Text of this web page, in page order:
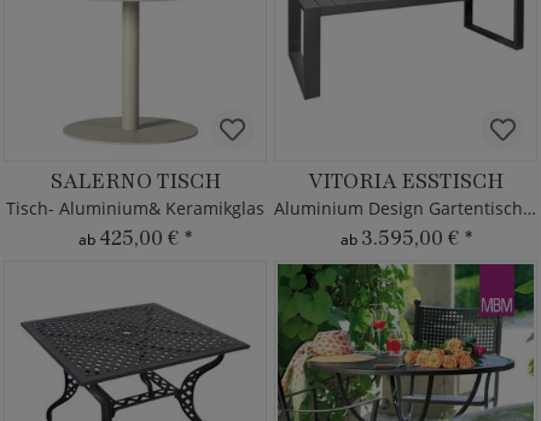
SALERNO TISCH
Tisch- Aluminium& Keramikglas
ab 425,00 € *
VITORIA ESSTISCH
Aluminium Design Gartentisch von Borek
ab 3.595,00 € *